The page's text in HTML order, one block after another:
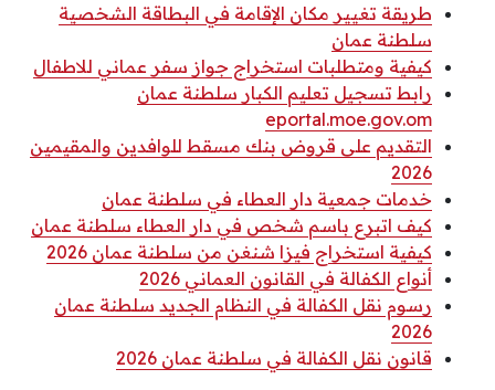
طريقة تغيير مكان الإقامة في البطاقة الشخصية
سلطنة عمان
كيفية ومتطلبات استخراج جواز سفر عماني للاطفال
رابط تسجيل تعليم الكبار سلطنة عمان
eportal.moe.gov.om
التقديم على قروض بنك مسقط للوافدين والمقيمين
2026
خدمات جمعية دار العطاء في سلطنة عمان
كيف اتبرع باسم شخص في دار العطاء سلطنة عمان
كيفية استخراج فيزا شنغن من سلطنة عمان 2026
أنواع الكفالة في القانون العماني 2026
رسوم نقل الكفالة في النظام الجديد سلطنة عمان
2026
قانون نقل الكفالة في سلطنة عمان 2026